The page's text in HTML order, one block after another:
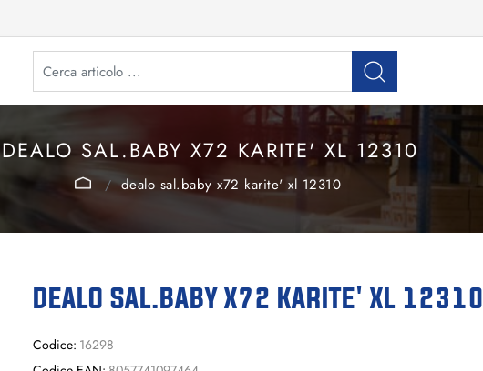
DEALO SAL.BABY X72 KARITE' XL 12310
dealo sal.baby x72 karite' xl 12310
DEALO SAL.BABY X72 KARITE' XL 12310
Codice: 16298